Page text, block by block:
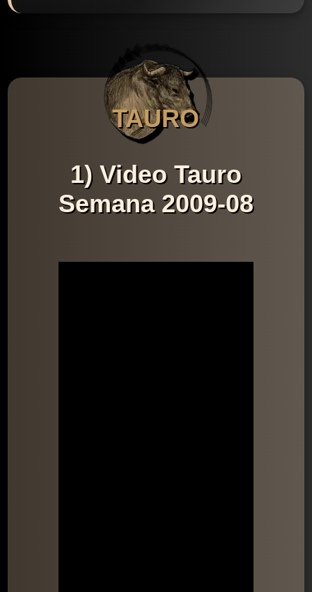
TAURO
1) Video Tauro
Semana 2009-08